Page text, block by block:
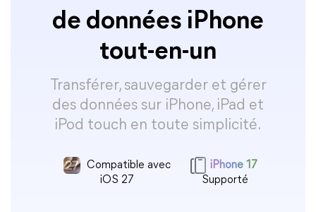
de données iPhone
tout-en-un
Transférer, sauvegarder et gérer
des données sur iPhone, iPad et
iPod touch en toute simplicité.
Compatible avec
iOS 27
iPhone 17
Supporté